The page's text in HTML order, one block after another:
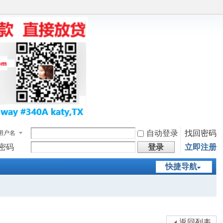
户名 自动登录
找回密码
码
登录 立即注册
快捷导航